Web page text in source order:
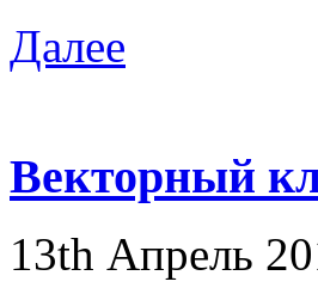
Далее
Векторный
13th Апрель